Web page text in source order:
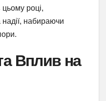
році,
набираючи
Вплив на